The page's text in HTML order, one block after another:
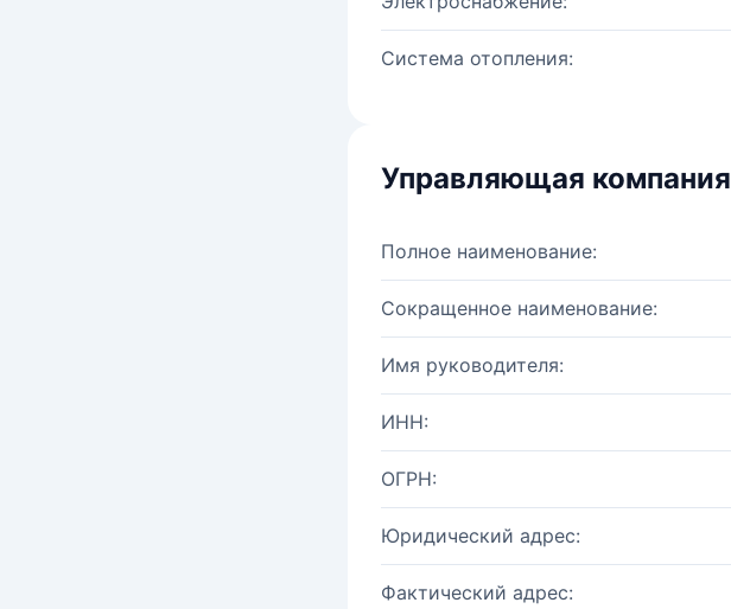
Система отопления:
Управляющая компания
Полное наименование:
Сокращенное наименование:
Имя руководителя:
ИНН:
ОГРН:
Юридический адрес:
Фактический адрес: